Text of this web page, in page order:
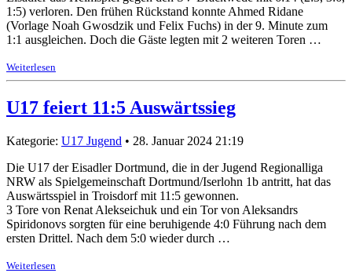
1:5) verloren. Den frühen Rückstand konnte Ahmed Ridane
(Vorlage Noah Gwosdzik und Felix Fuchs) in der 9. Minute zum
1:1 ausgleichen. Doch die Gäste legten mit 2 weiteren Toren …
Weiterlesen
U17 feiert 11:5 Auswärtssieg
Kategorie: U17 Jugend • 28. Januar 2024 21:19
Die U17 der Eisadler Dortmund, die in der Jugend Regionalliga
NRW als Spielgemeinschaft Dortmund/Iserlohn 1b antritt, hat das
Auswärtsspiel in Troisdorf mit 11:5 gewonnen.
3 Tore von Renat Alekseichuk und ein Tor von Aleksandrs
Spiridonovs sorgten für eine beruhigende 4:0 Führung nach dem
ersten Drittel. Nach dem 5:0 wieder durch …
Weiterlesen